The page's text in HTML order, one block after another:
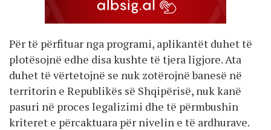
Për të përfituar nga programi, aplikantët duhet të
plotësojnë edhe disa kushte të tjera ligjore. Ata
duhet të vërtetojnë se nuk zotërojnë banesë në
territorin e Republikës së Shqipërisë, nuk kanë
pasuri në proces legalizimi dhe të përmbushin
kriteret e përcaktuara për nivelin e të ardhurave.